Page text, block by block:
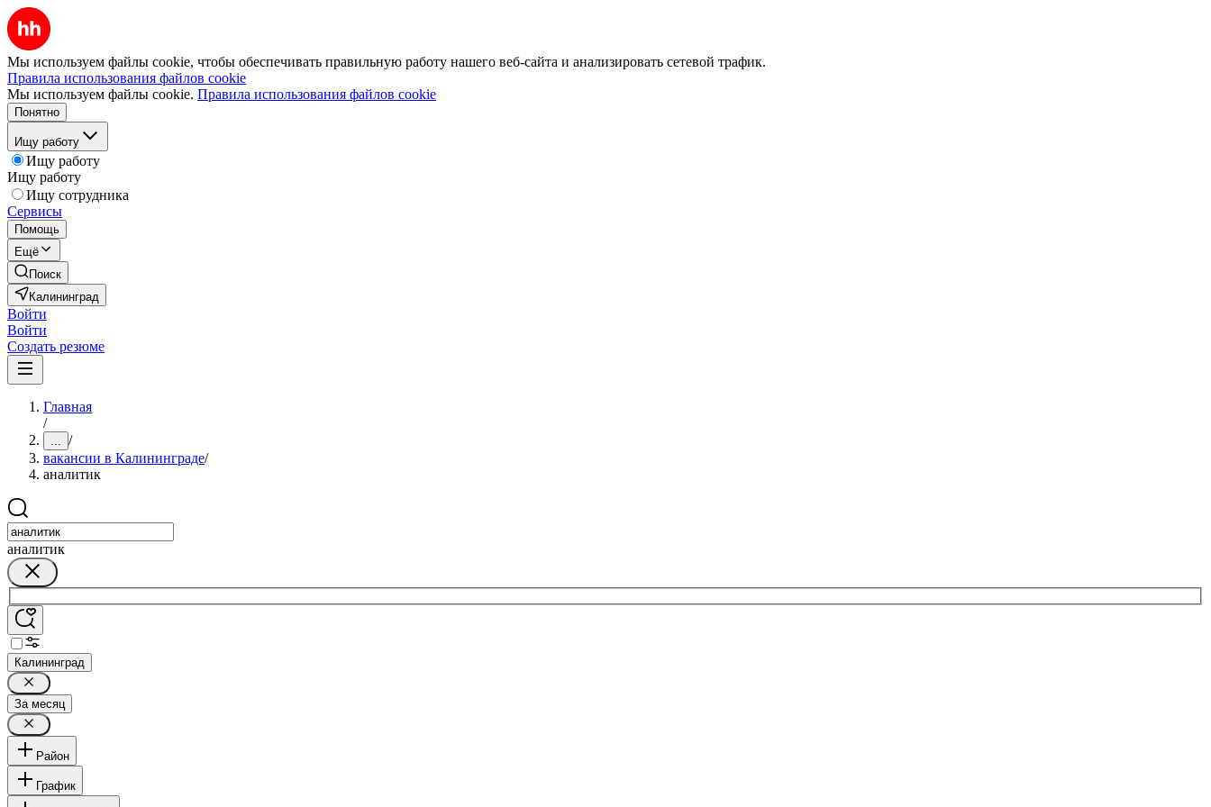
Мы используем файлы cookie, чтобы обеспечивать правильную работу нашего веб-сайта и анализировать сетевой трафик.
Правила использования файлов cookie
Мы используем файлы cookie. Правила использования файлов cookie
Понятно
Ищу работу
Ищу работу
Ищу работу
Ищу сотрудника
Сервисы
Помощь
Ещё
Поиск
Калининград
Войти
Войти
Создать резюме
Главная
/
... /
вакансии в Калининграде/
аналитик
аналитик
Калининград
За месяц
Район
График